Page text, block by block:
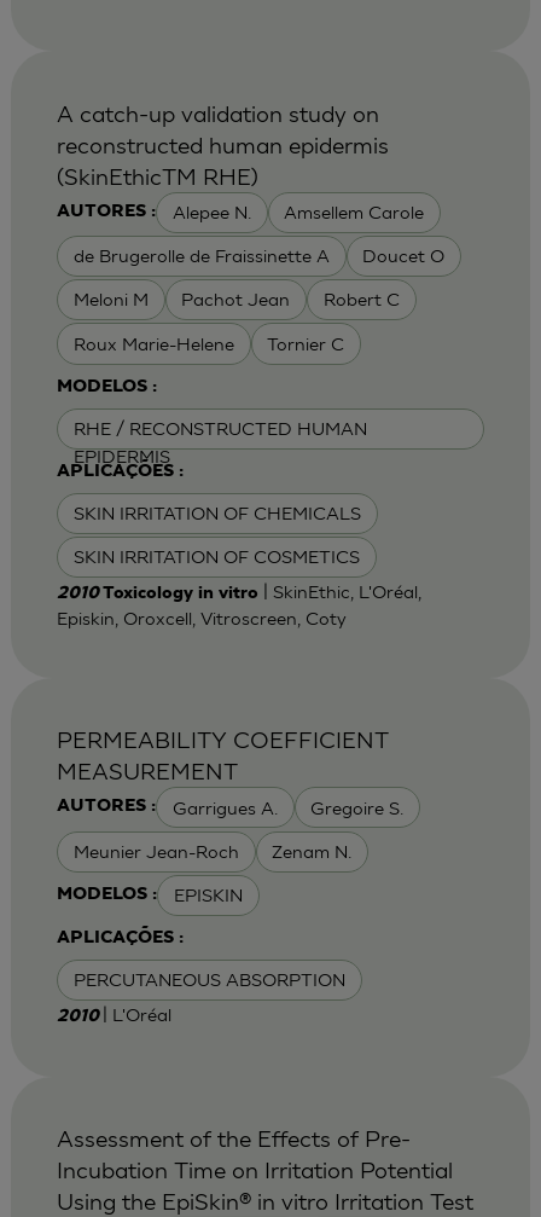
AUTORES : Alepee N. Amsellem Carole
de Brugerolle de Fraissinette A Doucet O
Meloni M Pachot Jean Robert C
Roux Marie-Helene Tornier C
MODELOS :
RHE / RECONSTRUCTED HUMAN
EPIDERMIS
APLICAÇÕES :
SKIN IRRITATION OF CHEMICALS
SKIN IRRITATION OF COSMETICS
A catch-up validation study on
reconstructed human epidermis
(SkinEthicTM RHE)
2010Toxicology in vitro
| SkinEthic, L'Oréal,
Episkin, Oroxcell, Vitroscreen, Coty
AUTORES : Garrigues A. Gregoire S.
Meunier Jean-Roch Zenam N.
MODELOS : EPISKIN
APLICAÇÕES :
PERCUTANEOUS ABSORPTION
PERMEABILITY COEFFICIENT
MEASUREMENT
2010 | L'Oréal
Assessment of the Effects of Pre-
Incubation Time on Irritation Potential
Using the EpiSkin® in vitro Irritation Test